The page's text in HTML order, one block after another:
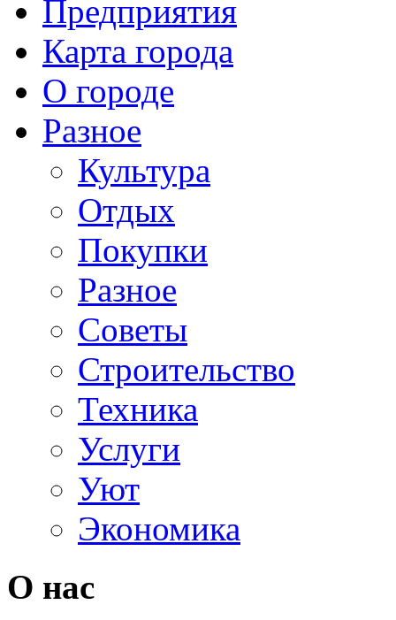
Предприятия
Карта города
О городе
Разное
Культура
Отдых
Покупки
Разное
Советы
Строительство
Техника
Услуги
Уют
Экономика
О нас